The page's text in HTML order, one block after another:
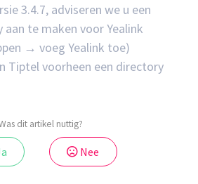
3.4.7, adviseren we u een
te maken voor Yealink
→ voeg Yealink toe)
Tiptel voorheen een directory
dit artikel nuttig?
Nee